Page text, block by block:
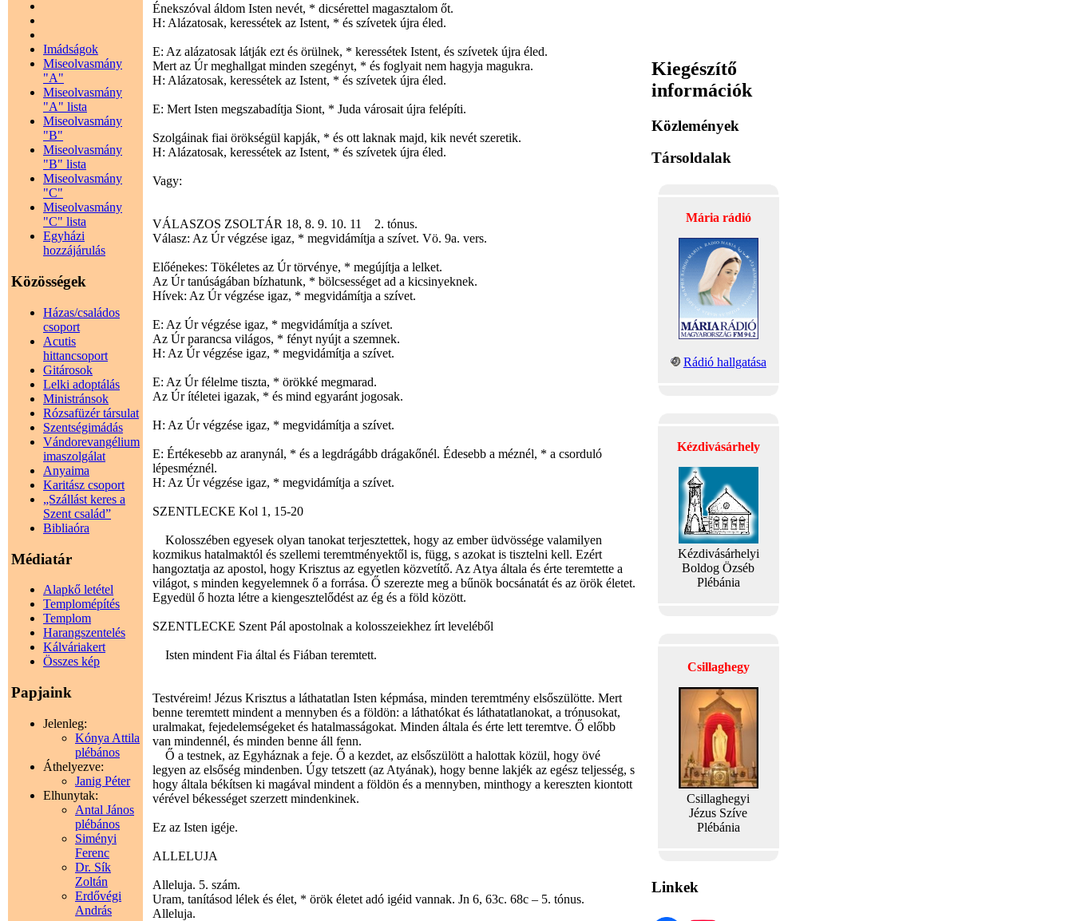
Imádságok
Miseolvasmány
"A"
Miseolvasmány
"A" lista
Miseolvasmány
"B"
Miseolvasmány
"B" lista
Miseolvasmány
"C"
Miseolvasmány
"C" lista
Egyházi
hozzájárulás
Közösségek
Házas/családos
csoport
Acutis
hittancsoport
Gitárosok
Lelki adoptálás
Ministránsok
Rózsafüzér társulat
Szentségimádás
Vándorevangélium
imaszolgálat
Anyaima
Karitász csoport
„Szállást keres a
Szent család”
Bibliaóra
Médiatár
Alapkő letétel
Templomépítés
Templom
Harangszentelés
Kálváriakert
Összes kép
Papjaink
Jelenleg:
Kónya Attila
plébános
Áthelyezve:
Janig Péter
Elhunytak:
Antal János
plébános
Siményi
Ferenc
Dr. Sík
Zoltán
Erdővégi
András
Énekszóval áldom Isten nevét, * dicsérettel magasztalom őt.
H: Alázatosak, keressétek az Istent, * és szívetek újra éled.
E: Az alázatosak látják ezt és örülnek, * keressétek Istent, és szívetek újra éled.
Mert az Úr meghallgat minden szegényt, * és foglyait nem hagyja magukra.
H: Alázatosak, keressétek az Istent, * és szívetek újra éled.
E: Mert Isten megszabadítja Siont, * Juda városait újra felépíti.
Szolgáinak fiai örökségül kapják, * és ott laknak majd, kik nevét szeretik.
H: Alázatosak, keressétek az Istent, * és szívetek újra éled.
Vagy:
VÁLASZOS ZSOLTÁR 18, 8. 9. 10. 11 2. tónus.
Válasz: Az Úr végzése igaz, * megvidámítja a szívet. Vö. 9a. vers.
Előénekes: Tökéletes az Úr törvénye, * megújítja a lelket.
Az Úr tanúságában bízhatunk, * bölcsességet ad a kicsinyeknek.
Hívek: Az Úr végzése igaz, * megvidámítja a szívet.
E: Az Úr végzése igaz, * megvidámítja a szívet.
Az Úr parancsa világos, * fényt nyújt a szemnek.
H: Az Úr végzése igaz, * megvidámítja a szívet.
E: Az Úr félelme tiszta, * örökké megmarad.
Az Úr ítéletei igazak, * és mind egyaránt jogosak.
H: Az Úr végzése igaz, * megvidámítja a szívet.
E: Értékesebb az aranynál, * és a legdrágább drágakőnél. Édesebb a méznél, * a csorduló
lépesméznél.
H: Az Úr végzése igaz, * megvidámítja a szívet.
SZENTLECKE Kol 1, 15-20
Kolosszében egyesek olyan tanokat terjesztettek, hogy az ember üdvössége valamilyen
kozmikus hatalmaktól és szellemi teremtményektől is, függ, s azokat is tisztelni kell. Ezért
hangoztatja az apostol, hogy Krisztus az egyetlen közvetítő. Az Atya általa és érte teremtette a
világot, s minden kegyelemnek ő a forrása. Ő szerezte meg a bűnök bocsánatát és az örök életet.
Egyedül ő hozta létre a kiengesztelődést az ég és a föld között.
SZENTLECKE Szent Pál apostolnak a kolosszeiekhez írt leveléből
Isten mindent Fia által és Fiában teremtett.
Testvéreim! Jézus Krisztus a láthatatlan Isten képmása, minden teremtmény elsőszülötte. Mert
benne teremtett mindent a mennyben és a földön: a láthatókat és láthatatlanokat, a trónusokat,
uralmakat, fejedelemségeket és hatalmasságokat. Minden általa és érte lett teremtve. Ő előbb
van mindennél, és minden benne áll fenn.
Ő a testnek, az Egyháznak a feje. Ő a kezdet, az elsőszülött a halottak közül, hogy övé
legyen az elsőség mindenben. Úgy tetszett (az Atyának), hogy benne lakjék az egész teljesség, s
hogy általa békítsen ki magával mindent a földön és a mennyben, minthogy a kereszten kiontott
vérével békességet szerzett mindenkinek.
Ez az Isten igéje.
ALLELUJA
Alleluja. 5. szám.
Uram, tanításod lélek és élet, * örök életet adó igéid vannak. Jn 6, 63c. 68c – 5. tónus.
Alleluja.
Kiegészítő
információk
Közlemények
Társoldalak
Mária rádió
Rádió hallgatása
Kézdivásárhely
Kézdivásárhelyi
Boldog Özséb
Plébánia
Csillaghegy
Csillaghegyi
Jézus Szíve
Plébánia
Linkek